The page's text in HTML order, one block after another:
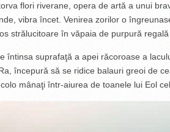
flori riverane, opera de artă a unui
vibra încet. Venirea zorilor o
strălucitoare în văpaia de purpură
întinsa suprafaţă a apei răcoroase a
începură să se ridice balauri greoi de
mânaţi într-aiurea de toanele lui Eol